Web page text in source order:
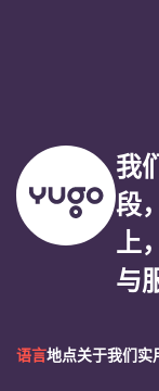
我
段
上
与
语言地点关于我们实